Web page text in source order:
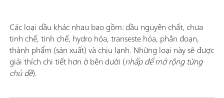
Các loại dầu khác nhau bao gồm: dầu nguyên chất, chưa
tinh chế, tinh chế, hydro hóa, transeste hóa, phân đoạn,
thành phẩm (sản xuất) và chịu lạnh. Những loại này sẽ được
giải thích chi tiết hơn ở bên dưới (nhấp để mở rộng từng
chủ đề).